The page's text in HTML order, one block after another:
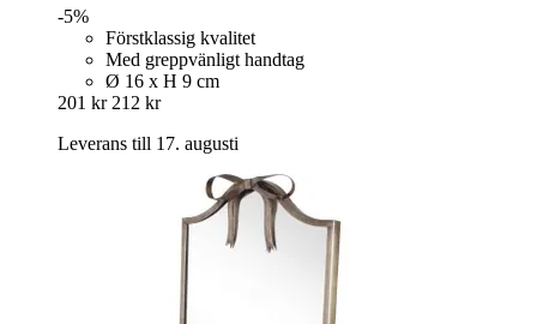
-5%
Förstklassig kvalitet
Med greppvänligt handtag
Ø 16 x H 9 cm
201 kr 212 kr
Leverans till 17. augusti